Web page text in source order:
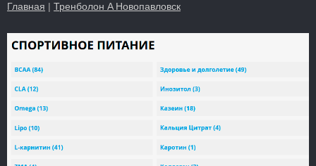
Главная | Тренболон A Новопавловск